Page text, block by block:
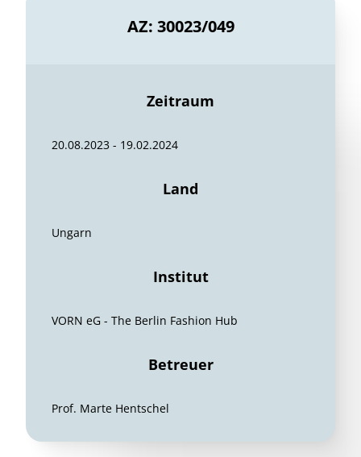
AZ: 30023/049
Zeitraum
20.08.2023 - 19.02.2024
Land
Ungarn
Institut
VORN eG - The Berlin Fashion Hub
Betreuer
Prof. Marte Hentschel